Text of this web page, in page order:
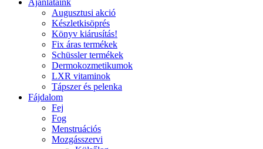
Ajánlataink
Augusztusi akció
Készletkisöprés
Könyv kiárusítás!
Fix áras termékek
Schüssler termékek
Dermokozmetikumok
LXR vitaminok
Tápszer és pelenka
Fájdalom
Fej
Fog
Menstruációs
Mozgásszervi